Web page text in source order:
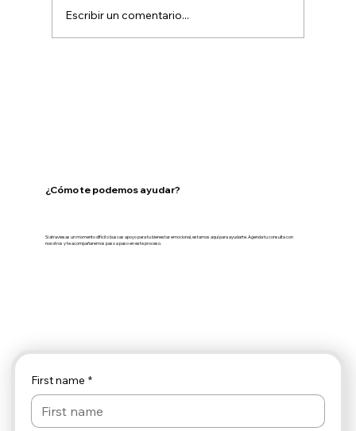
Escribir un comentario...
¿Cómo te podemos ayudar?
Si atraviesas un momento difícil o buscas apoyo para tu bienestar emocional, estamos aquí para ayudarte. Agenda tu consulta con
nosotros y te acompañaremos paso a paso en este proceso.
First name *